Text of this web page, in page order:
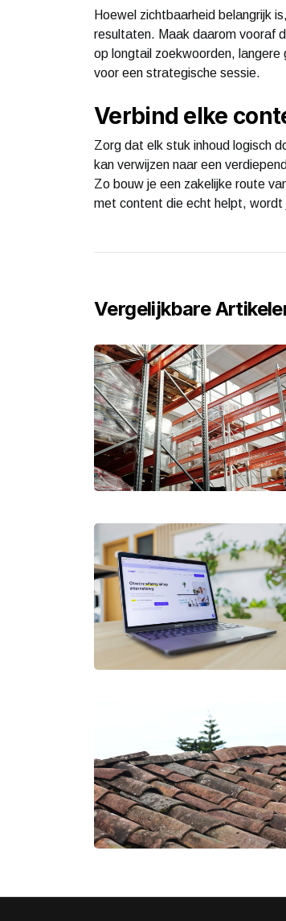
Hoewel zichtbaarheid belangrijk
resultaten. Maak daarom vooraf
op longtail zoekwoorden,
voor een strategische sessie.
Verbind elke
Zorg dat elk stuk inhoud logisch
kan verwijzen naar een
Zo bouw je een zakelijke route
met content die echt helpt, wordt
Vergelijkbare